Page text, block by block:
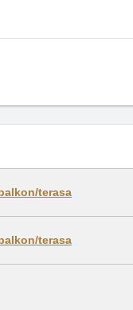
terasa
terasa